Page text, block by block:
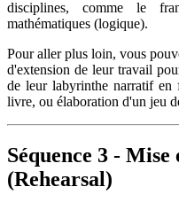
disciplines, comme le
mathématiques (logique).
Pour aller plus loin, vous
d'extension de leur travail
de leur labyrinthe narratif en
livre, ou élaboration d'un jeu
Séquence 3 -
(Rehearsal)